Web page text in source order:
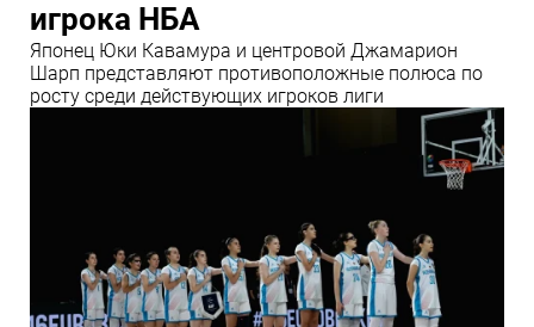
игрока НБА
Японец Юки Кавамура и центровой Джамарион
Шарп представляют противоположные полюса по
росту среди действующих игроков лиги